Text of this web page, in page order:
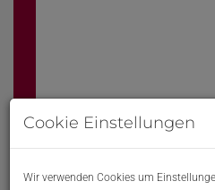
Cookie Einstellungen
Wir verwenden Cookies um